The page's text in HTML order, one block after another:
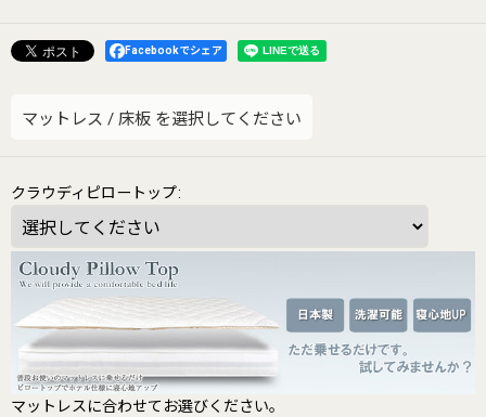
Facebookでシェア
マットレス / 床板 を選択してください
クラウディピロートップ:
マットレスに合わせてお選びください。